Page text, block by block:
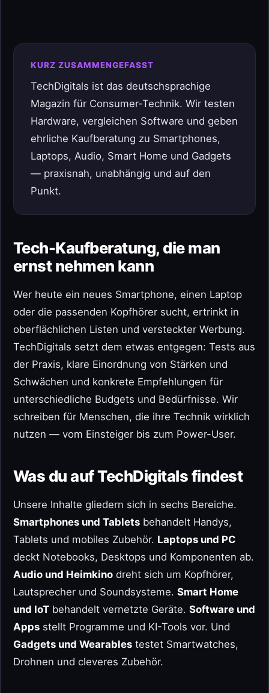
KURZ ZUSAMMENGEFASST
TechDigitals ist das deutschsprachige
Magazin für Consumer-Technik. Wir testen
Hardware, vergleichen Software und geben
ehrliche Kaufberatung zu Smartphones,
Laptops, Audio, Smart Home und Gadgets
— praxisnah, unabhängig und auf den
Punkt.
Tech-Kaufberatung, die man
ernst nehmen kann
Wer heute ein neues Smartphone, einen Laptop
oder die passenden Kopfhörer sucht, ertrinkt in
oberflächlichen Listen und versteckter Werbung.
TechDigitals setzt dem etwas entgegen: Tests aus
der Praxis, klare Einordnung von Stärken und
Schwächen und konkrete Empfehlungen für
unterschiedliche Budgets und Bedürfnisse. Wir
schreiben für Menschen, die ihre Technik wirklich
nutzen — vom Einsteiger bis zum Power-User.
Was du auf TechDigitals findest
Unsere Inhalte gliedern sich in sechs Bereiche.
Smartphones und Tablets behandelt Handys,
Tablets und mobiles Zubehör. Laptops und PC
deckt Notebooks, Desktops und Komponenten ab.
Audio und Heimkino dreht sich um Kopfhörer,
Lautsprecher und Soundsysteme. Smart Home
und IoT behandelt vernetzte Geräte. Software und
Apps stellt Programme und KI-Tools vor. Und
Gadgets und Wearables testet Smartwatches,
Drohnen und cleveres Zubehör.